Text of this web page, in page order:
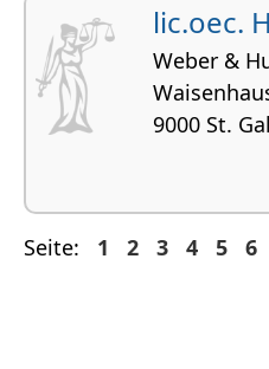
lic.oec.
Weber &
9000 St.
Seite: 1 2 3 4 5 6